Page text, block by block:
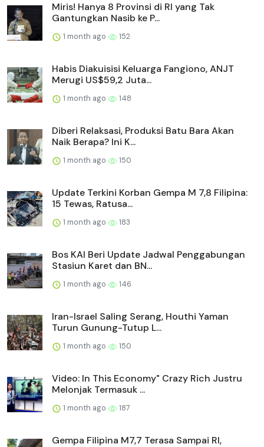
Miris! Hanya 8 Provinsi di RI yang Tak
Gantungkan Nasib ke P...
1 month ago 152
Habis Diakuisisi Keluarga Fangiono, ANJT
Merugi US$59,2 Juta...
1 month ago 148
Diberi Relaksasi, Produksi Batu Bara Akan
Naik Berapa? Ini K...
1 month ago 150
Update Terkini Korban Gempa M 7,8 Filipina:
15 Tewas, Ratusa...
1 month ago 183
Bos KAI Beri Update Jadwal Penggabungan
Stasiun Karet dan BN...
1 month ago 146
Iran-Israel Saling Serang, Houthi Yaman
Turun Gunung-Tutup L...
1 month ago 150
Video: In This Economy" Crazy Rich Justru
Melonjak Termasuk ...
1 month ago 187
Gempa Filipina M7,7 Terasa Sampai RI,